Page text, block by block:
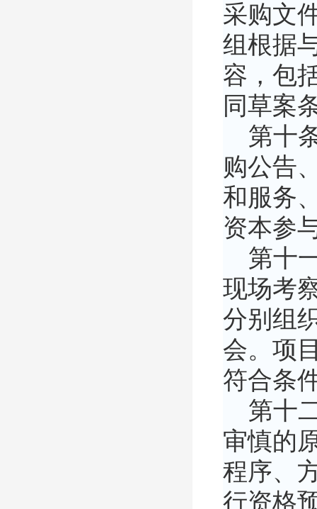
采购文
组根据
容，包
同草案
第十
购公告
和服务
资本参
第十
现场考
分别组
会。项
符合条
第十
审慎的
程序、
行资格